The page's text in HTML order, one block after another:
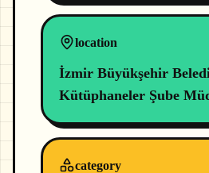
location
İzmir Büyükşehir
Kütüphaneler Şube
category